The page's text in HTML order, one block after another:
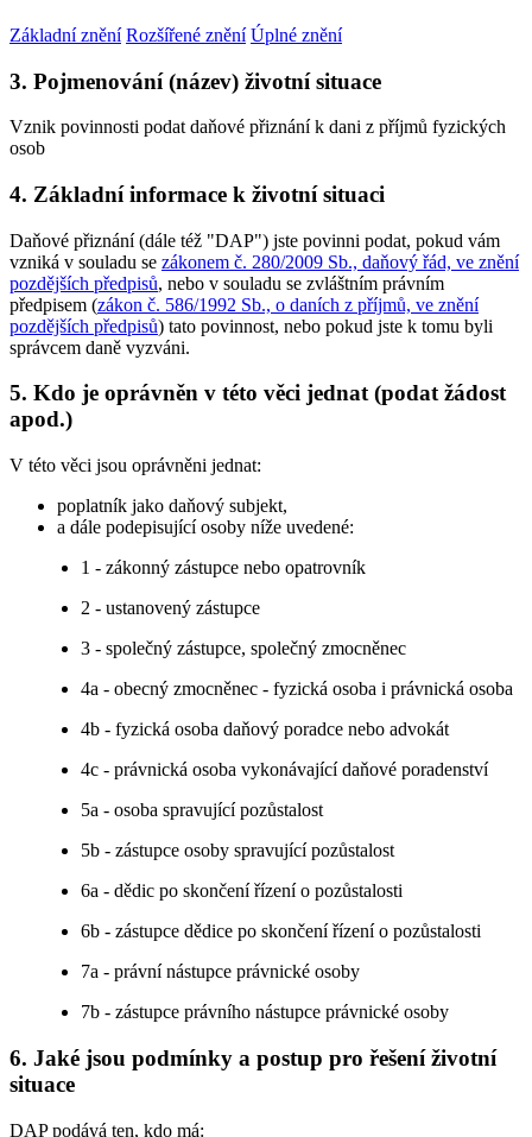
Základní znění Rozšířené znění Úplné znění
3. Pojmenování (název) životní situace
Vznik povinnosti podat daňové přiznání k dani z příjmů fyzických
osob
4. Základní informace k životní situaci
Daňové přiznání (dále též "DAP") jste povinni podat, pokud vám
vzniká v souladu se zákonem č. 280/2009 Sb., daňový řád, ve znění
pozdějších předpisů, nebo v souladu se zvláštním právním
předpisem (zákon č. 586/1992 Sb., o daních z příjmů, ve znění
pozdějších předpisů) tato povinnost, nebo pokud jste k tomu byli
správcem daně vyzváni.
5. Kdo je oprávněn v této věci jednat (podat žádost
apod.)
V této věci jsou oprávněni jednat:
poplatník jako daňový subjekt,
a dále podepisující osoby níže uvedené:
1 - zákonný zástupce nebo opatrovník
2 - ustanovený zástupce
3 - společný zástupce, společný zmocněnec
4a - obecný zmocněnec - fyzická osoba i právnická osoba
4b - fyzická osoba daňový poradce nebo advokát
4c - právnická osoba vykonávající daňové poradenství
5a - osoba spravující pozůstalost
5b - zástupce osoby spravující pozůstalost
6a - dědic po skončení řízení o pozůstalosti
6b - zástupce dědice po skončení řízení o pozůstalosti
7a - právní nástupce právnické osoby
7b - zástupce právního nástupce právnické osoby
6. Jaké jsou podmínky a postup pro řešení životní
situace
DAP podává ten, kdo má: